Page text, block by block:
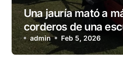
Una jauría mató a
corderos de una
admin Feb 5, 2026